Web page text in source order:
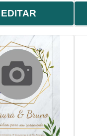
EDITAR